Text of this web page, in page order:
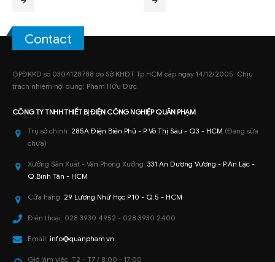
Contact
GPĐKKD số 0304128788 do Sở KHĐT Tp.HCM cấp ngày 14/12/2005. Chịu
trách nhiệm nội dung: Phạm Hữu Đức.
CÔNG TY TNHHTHIẾT BỊ ĐIỆN CÔNG NGHIỆPQUÂN PHẠM
Trụ sở chính: 285A Điện Biên Phủ - P Võ Thị Sáu - Q3 - HCM (Đang sửa
chữa)
Xưởng Sản Xuất - Văn Phòng Xưởng: 331 An Dương Vương - P.An Lạc -
Q.Bình Tân - HCM
Cửa hàng: 29 Lương Nhữ Học P.10 - Q.5 - HCM
Điện thoại: 028 3930 4952 - 028 3930 2400
Email: info@quanpham.vn
Giờ làm việc: T2 - T7 / 8:00 - 17:00